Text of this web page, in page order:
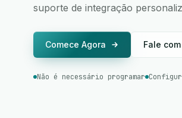
suporte de integração
Comece Agora Fale
Não é necessário programar